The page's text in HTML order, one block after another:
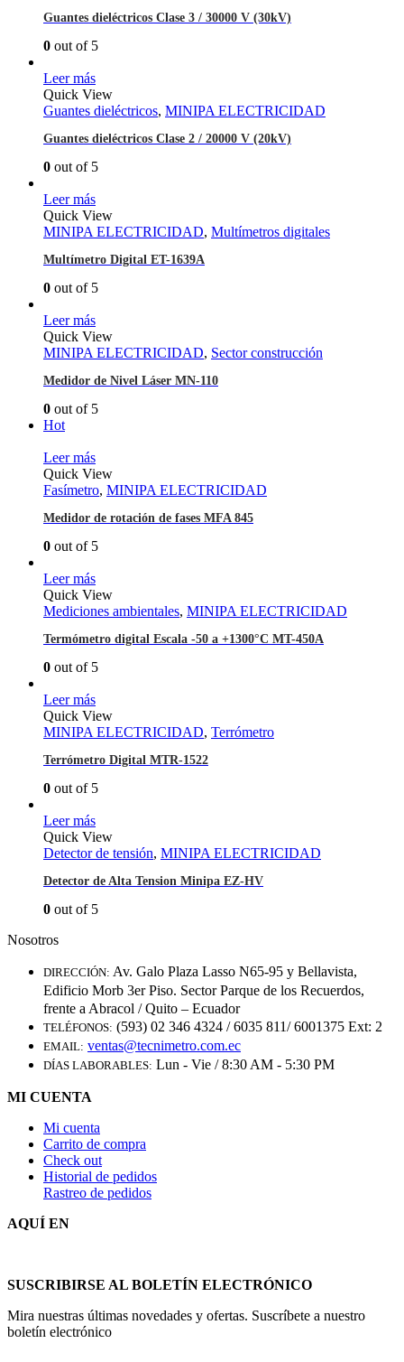
Guantes dieléctricos Clase 3 / 30000 V (30kV)
0 out of 5
Leer más
Quick View
Guantes dieléctricos, MINIPA ELECTRICIDAD
Guantes dieléctricos Clase 2 / 20000 V (20kV)
0 out of 5
Leer más
Quick View
MINIPA ELECTRICIDAD, Multímetros digitales
Multímetro Digital ET-1639A
0 out of 5
Leer más
Quick View
MINIPA ELECTRICIDAD, Sector construcción
Medidor de Nivel Láser MN-110
0 out of 5
Hot
Leer más
Quick View
Fasímetro, MINIPA ELECTRICIDAD
Medidor de rotación de fases MFA 845
0 out of 5
Leer más
Quick View
Mediciones ambientales, MINIPA ELECTRICIDAD
Termómetro digital Escala -50 a +1300°C MT-450A
0 out of 5
Leer más
Quick View
MINIPA ELECTRICIDAD, Terrómetro
Terrómetro Digital MTR-1522
0 out of 5
Leer más
Quick View
Detector de tensión, MINIPA ELECTRICIDAD
Detector de Alta Tension Minipa EZ-HV
0 out of 5
Nosotros
DIRECCIÓN: Av. Galo Plaza Lasso N65-95 y Bellavista,
Edificio Morb 3er Piso. Sector Parque de los Recuerdos,
frente a Abracol / Quito – Ecuador
TELÉFONOS: (593) 02 346 4324 / 6035 811/ 6001375 Ext: 2
EMAIL: ventas@tecnimetro.com.ec
DÍAS LABORABLES: Lun - Vie / 8:30 AM - 5:30 PM
MI CUENTA
Mi cuenta
Carrito de compra
Check out
Historial de pedidos
Rastreo de pedidos
AQUÍ EN
SUSCRIBIRSE AL BOLETÍN ELECTRÓNICO
Mira nuestras últimas novedades y ofertas. Suscríbete a nuestro
boletín electrónico